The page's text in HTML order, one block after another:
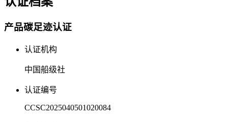
产品碳足迹认证
认证机构
中国船级社
认证编号
CCSC2025040501020084